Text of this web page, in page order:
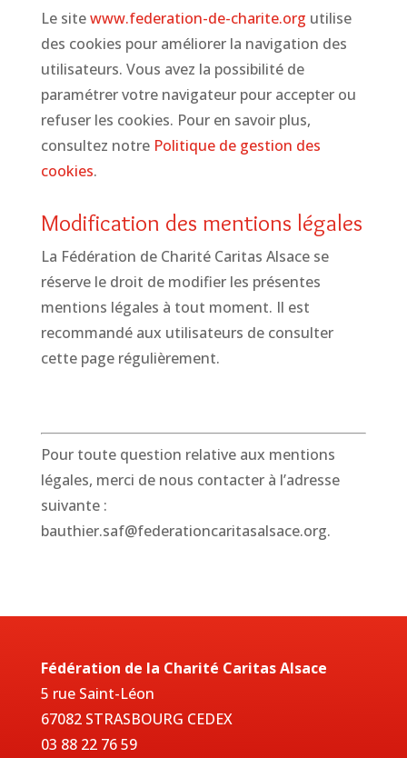
Le sitewww.federation-de-charite.org utilise
des cookies pour améliorer la navigation des
utilisateurs. Vous avez la possibilité de
paramétrer votre navigateur pour accepter ou
refuser les cookies. Pour en savoir plus,
consultez notre Politique de gestion des
cookies.
Modification des mentions légales
La Fédération de Charité Caritas Alsace se
réserve le droit de modifier les présentes
mentions légales à tout moment. Il est
recommandé aux utilisateurs de consulter
cette page régulièrement.
Pour toute question relative aux mentions
légales, merci de nous contacter à l’adresse
suivante :
bauthier.saf@federationcaritasalsace.org.
Fédération de la Charité Caritas Alsace
5 rue Saint-Léon
67082 STRASBOURG CEDEX
03 88 22 76 59